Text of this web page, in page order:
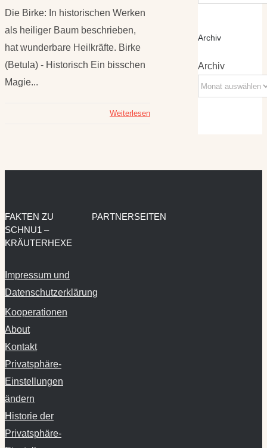
Die Birke: In historischen Werken
als heiliger Baum beschrieben,
hat wunderbare Heilkräfte. Birke
(Betula) - Historisch Ein bisschen
Magie...
Weiterlesen
Archiv
Archiv
FAKTEN ZU
SCHNU1 –
KRÄUTERHEXE
Impressum und
Datenschutzerklärung
Kooperationen
About
Kontakt
Privatsphäre-
Einstellungen
ändern
Historie der
Privatsphäre-
PARTNERSEITEN